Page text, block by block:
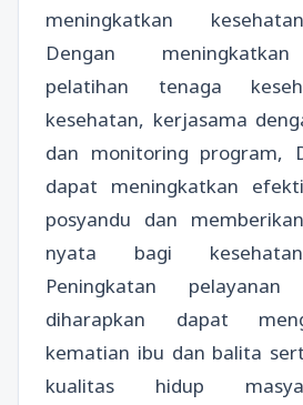
meningkatkan
Dengan
pelatihan tenaga
kesehatan, kerjasama
dan monitoring program,
dapat meningkatkan
posyandu dan
nyata bagi
Peningkatan
diharapkan dapat
kematian ibu dan balita
kualitas hidup